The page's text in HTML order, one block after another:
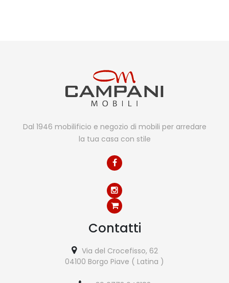
Dal 1946 mobilificio e negozio di mobili per arredare
la tua casa con stile
Contatti
Via del Crocefisso, 62
04100 Borgo Piave ( Latina )